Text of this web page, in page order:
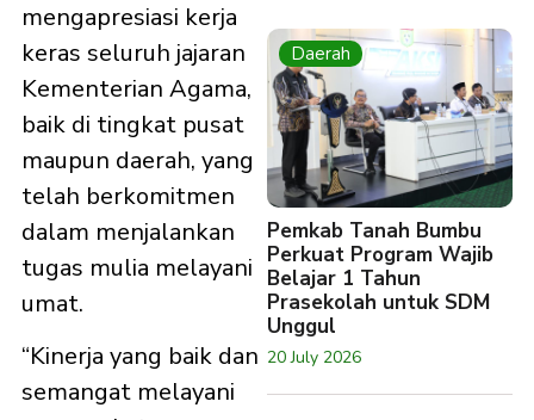
mengapresiasi kerja
keras seluruh jajaran
Kementerian Agama,
baik di tingkat pusat
maupun daerah, yang
telah berkomitmen
dalam menjalankan
tugas mulia melayani
umat.
“Kinerja yang baik dan
semangat melayani
Daerah
Pemkab Tanah Bumbu
Perkuat Program Wajib
Belajar 1 Tahun
Prasekolah untuk SDM
Unggul
20 July 2026